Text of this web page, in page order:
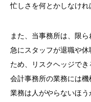
忙しさを何とかしなけれ
また、当事務所は、限
急にスタッフが退職や
ため、リスクヘッジでき
会計事務所の業務には
業務は人がやらないほ